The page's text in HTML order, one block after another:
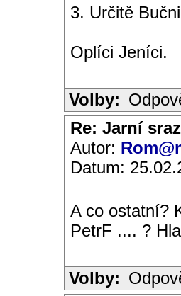
3. Určitě
Oplíci Jeníci.
Volby:
Re: Jarní
Autor:
Datum:
A co ostatní?
PetrF .... ?
Volby: